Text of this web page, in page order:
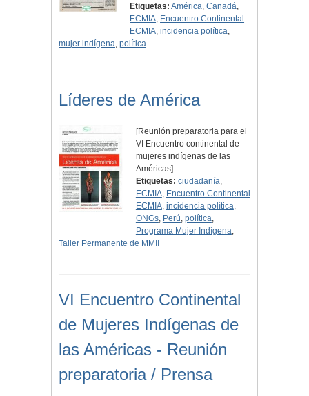
Etiquetas: América,Canadá,
ECMIA, Encuentro Continental
ECMIA,incidencia política,
mujer indígena, política
Líderes de América
[Reunión preparatoria para el
VI Encuentro continental de
mujeres indígenas de las
Américas]
Etiquetas: ciudadanía,
ECMIA, Encuentro Continental
ECMIA, incidencia política,
ONGs, Perú, política,
Programa Mujer Indígena,
Taller Permanente de MMII
VI Encuentro Continental
de Mujeres Indígenas de
las Américas - Reunión
preparatoria / Prensa